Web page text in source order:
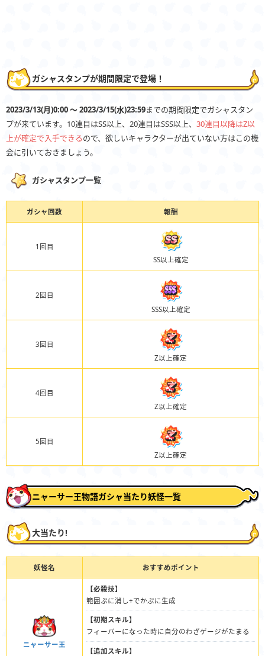
ガシャスタンプが期間限定で登場！
2023/3/13(月)0:00 〜 2023/3/15(水)23:59までの期間限定でガシャスタン
プが来ています。10連目はSS以上、20連目はSSS以上、 30連目以降はZ以
上が確定で入手できるので、欲しいキャラクターが出ていない方はこの機
会に引いておきましょう。
ガシャスタンプ一覧
ガシャ回数 報酬
1回目
SS以上確定
2回目
SSS以上確定
3回目
Z以上確定
4回目
Z以上確定
5回目
Z以上確定
ニャーサー王物語ガシャ当たり妖怪一覧
大当たり!
妖怪名 おすすめポイント
ニャーサー王
【必殺技】
範囲ぷに消し+でかぷに生成
【初期スキル】
フィーバーになった時に自分のわざゲージがたまる
【追加スキル】